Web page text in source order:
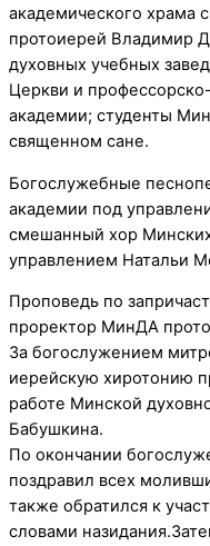
академического храма
протоиерей Владимир
духовных учебных
Церкви и
академии; студенты
священном сане.
Богослужебные
академии под
смешанный хор
управлением Натальи
Проповедь по
проректор МинДА
За богослужением
иерейскую хиротонию
работе Минской
Бабушкина.
По окончании
поздравил всех
также обратился к
словами